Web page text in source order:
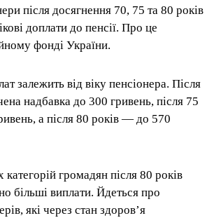
після досягнення 70, 75 та 80 років
доплати до пенсії. Про це
фонді України.
залежить від віку пенсіонера. Після
надбавка до 300 гривень, після 75
а після 80 років — до 570
громадян після 80 років
більші виплати. Йдеться про
які через стан здоров’я